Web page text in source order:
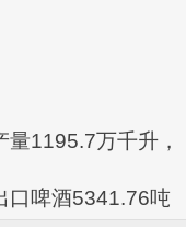
1195.7万千升，
口啤酒5341.76吨